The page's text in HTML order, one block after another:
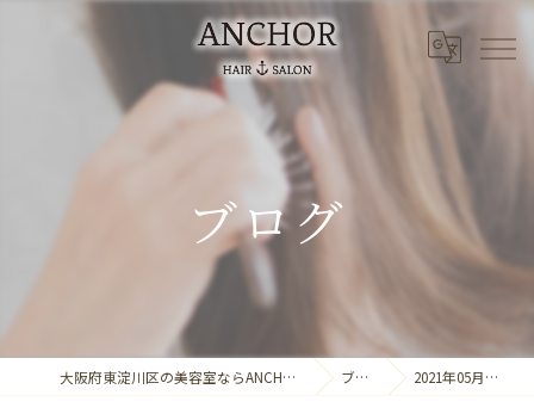
ブログ
大阪府東淀川区の美容室ならANCHOR laule'a ブログ 2021年05月の記事